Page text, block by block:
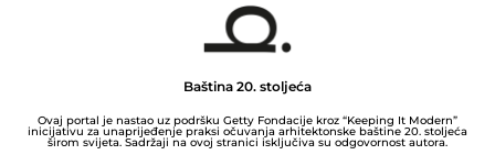
Baština 20. stoljeća
Ovaj portal je nastao uz podršku Getty Fondacije kroz “Keeping It Modern”
inicijativu za unaprijeđenje praksi očuvanja arhitektonske baštine 20. stoljeća
širom svijeta. Sadržaji na ovoj stranici isključiva su odgovornost autora.